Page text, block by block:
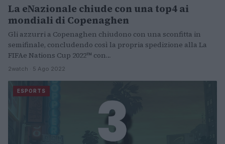
La eNazionale chiude con una top4 ai
mondiali di Copenaghen
Gli azzurri a Copenaghen chiudono con una sconfitta in
semifinale, concludendo così la propria spedizione alla La
FIFAe Nations Cup 2022™ con…
2watch · 5 Ago 2022
ESPORTS